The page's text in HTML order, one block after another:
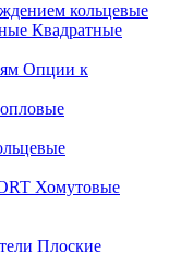
кольцевые
Квадратные
Опции к
Хомутовые
Плоские